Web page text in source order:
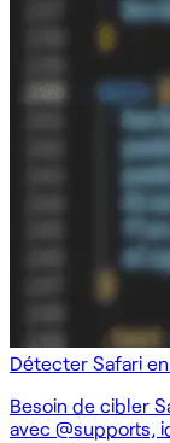
Détecter Safari
Besoin de cibler
avec @supports,